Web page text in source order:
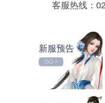
客服热线：
新服预告
GO >